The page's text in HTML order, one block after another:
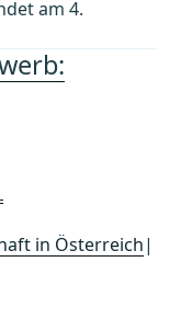
am 4.
in Österreich|